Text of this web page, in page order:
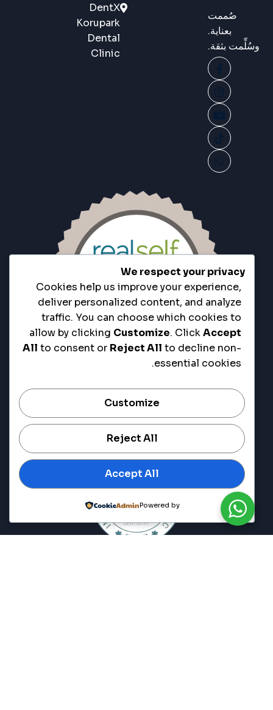
صُممت
بعناية.
وسُلِّمت بثقة.
DentX
Korupark
Dental
Clinic
We respect your privacy
Cookies help us improve your experience,
deliver personalized content, and analyze
traffic. You can choose which cookies to
allow by clicking Customize. ClickAccept
All to consent or Reject All to decline non-
essential cookies.
Customize
Reject All
Accept All
Powered by